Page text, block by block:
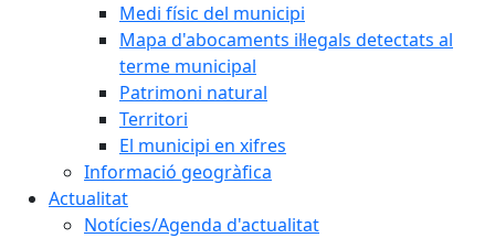
Medi físic del municipi
Mapa d'abocaments il·legals detectats al
terme municipal
Patrimoni natural
Territori
El municipi en xifres
Informació geogràfica
Actualitat
Notícies/Agenda d'actualitat